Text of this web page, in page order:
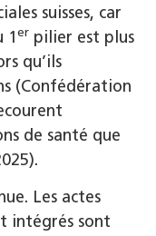
suisses, car
1er pilier est plus
qu’ils
(Confédération
de santé que
Les actes
intégrés sont